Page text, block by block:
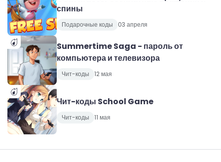
спины
Подарочные коды 03 апреля
Summertime Saga - пароль от
компьютера и телевизора
Чит-коды 12 мая
Чит-коды School Game
Чит-коды 11 мая